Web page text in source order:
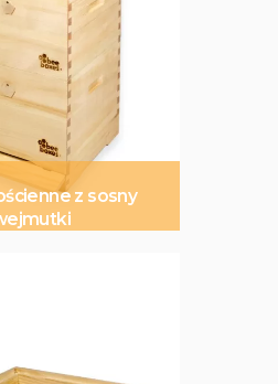
z sosny